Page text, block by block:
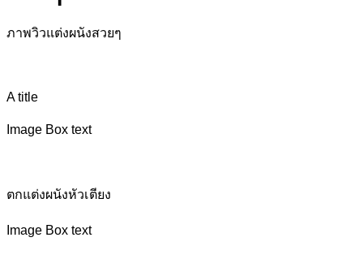
ภาพวิวแต่งผนังสวยๆ
A title
Image Box text
ตกแต่งผนังหัวเตียง
Image Box text